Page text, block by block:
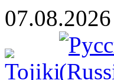
07.08.2026